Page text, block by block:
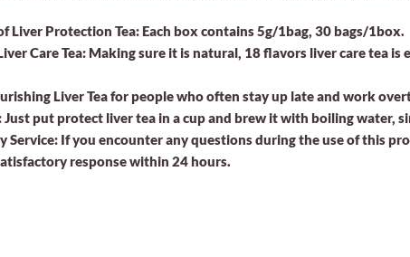
Liver Protection Tea: Each box contains 5g/1bag, 30 bags/1box.
Care Tea: Making sure it is natural, 18 flavors liver care tea
Liver Tea for people who often stay up late and work
Just put protect liver tea in a cup and brew it with boiling water,
Service: If you encounter any questions during the use of this
response within 24 hours.